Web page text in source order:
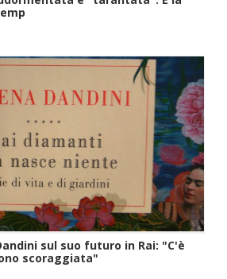
sul suo futuro in Rai: "C'è
scoraggiata"